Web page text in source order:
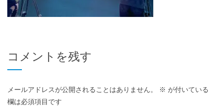
コメントを残す
メールアドレスが公開されることはありません。 ※ が付いている
欄は必須項目です